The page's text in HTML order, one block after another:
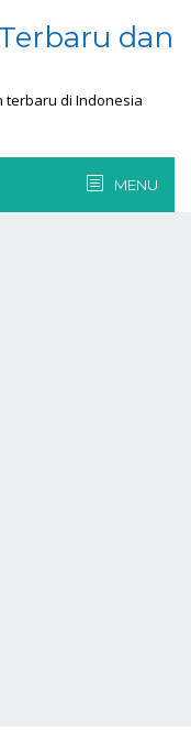
dan
terbaru di Indonesia
MENU